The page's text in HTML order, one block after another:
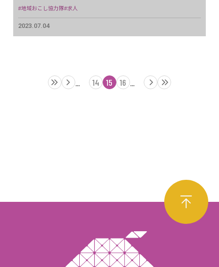
#地域おこし協力隊#求人
2023.07.04
... 14 15 16 ...